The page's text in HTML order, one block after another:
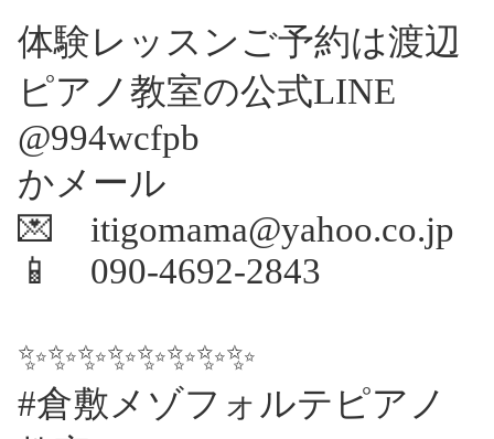
きたいと思います。新学期が始まっ
て、新しく生徒さんが増えておりま
す。5月は5人の方が入会されレッス
ンをスタートします✨渡辺ピアノ教
室を選…
体験レッスンご予約は渡辺
ピアノ教室の公式LINE
@994wcfpb
かメール
💌 itigomama@yahoo.co.jp
📱 090-4692-2843
✨✨✨✨✨✨✨✨
#倉敷メゾフォルテピアノ